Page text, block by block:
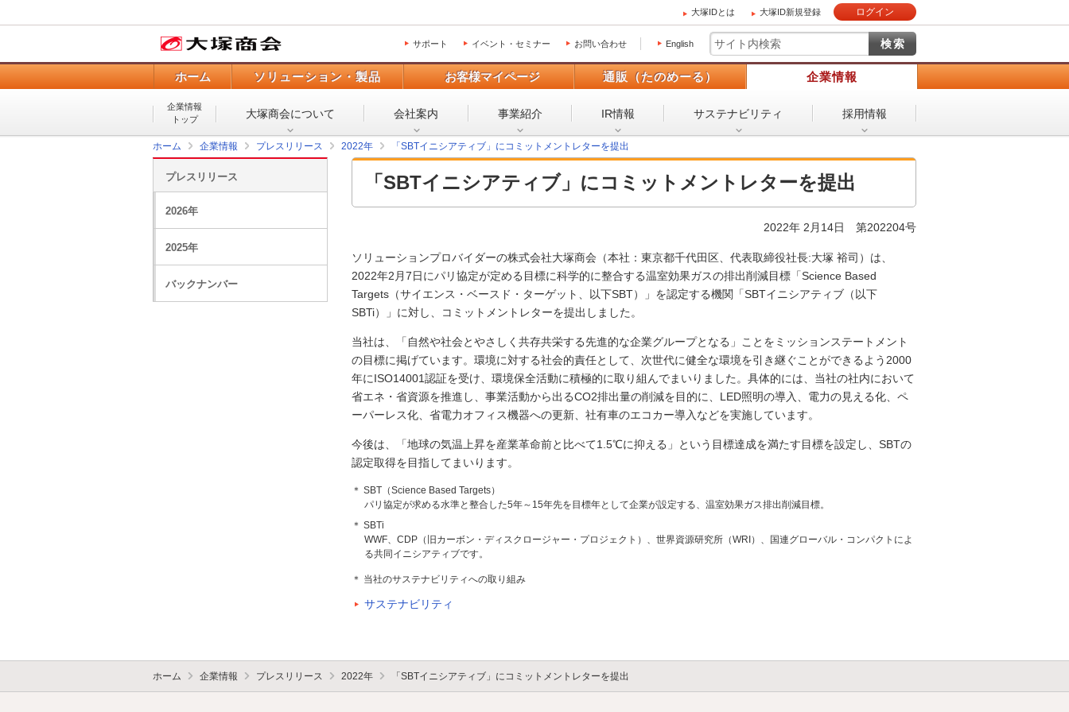
大塚IDとは 大塚ID新規登録 ログイン
サポート イベント・セミナー お問い合わせ English
ホーム ソリューション・製品 お客様マイページ 通販（たのめーる） 企業情報
企業情報
トップ
大塚商会について 会社案内 事業紹介 IR情報 サステナビリティ 採用情報
ホーム 企業情報 プレスリリース 2022年 「SBTイニシアティブ」にコミットメントレターを提出
「SBTイニシアティブ」にコミットメントレターを提出
2022年 2月14日 第202204号
ソリューションプロバイダーの株式会社大塚商会（本社：東京都千代田区、代表取締役社長:大塚 裕司）は、
2022年2月7日にパリ協定が定める目標に科学的に整合する温室効果ガスの排出削減目標「Science Based
Targets（サイエンス・ベースド・ターゲット、以下SBT）」を認定する機関「SBTイニシアティブ（以下
SBTi）」に対し、コミットメントレターを提出しました。
当社は、「自然や社会とやさしく共存共栄する先進的な企業グループとなる」ことをミッションステートメント
の目標に掲げています。環境に対する社会的責任として、次世代に健全な環境を引き継ぐことができるよう2000
年にISO14001認証を受け、環境保全活動に積極的に取り組んでまいりました。具体的には、当社の社内において
省エネ・省資源を推進し、事業活動から出るCO2排出量の削減を目的に、LED照明の導入、電力の見える化、ペ
ーパーレス化、省電力オフィス機器への更新、社有車のエコカー導入などを実施しています。
今後は、「地球の気温上昇を産業革命前と比べて1.5℃に抑える」という目標達成を満たす目標を設定し、SBTの
認定取得を目指してまいります。
＊ SBT（Science Based Targets）
パリ協定が求める水準と整合した5年～15年先を目標年として企業が設定する、温室効果ガス排出削減目標。
＊ SBTi
WWF、CDP（旧カーボン・ディスクロージャー・プロジェクト）、世界資源研究所（WRI）、国連グローバル・コンパクトによ
る共同イニシアティブです。
＊ 当社のサステナビリティへの取り組み
サステナビリティ
プレスリリース
2026年
2025年
バックナンバー
ホーム 企業情報 プレスリリース 2022年 「SBTイニシアティブ」にコミットメントレターを提出